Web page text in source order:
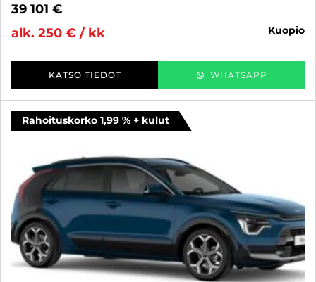
39 101 €
alk. 250 € / kk
kuopio
KATSO TIEDOT WHATSAPP
Rahoituskorko 1,99 % + kulut